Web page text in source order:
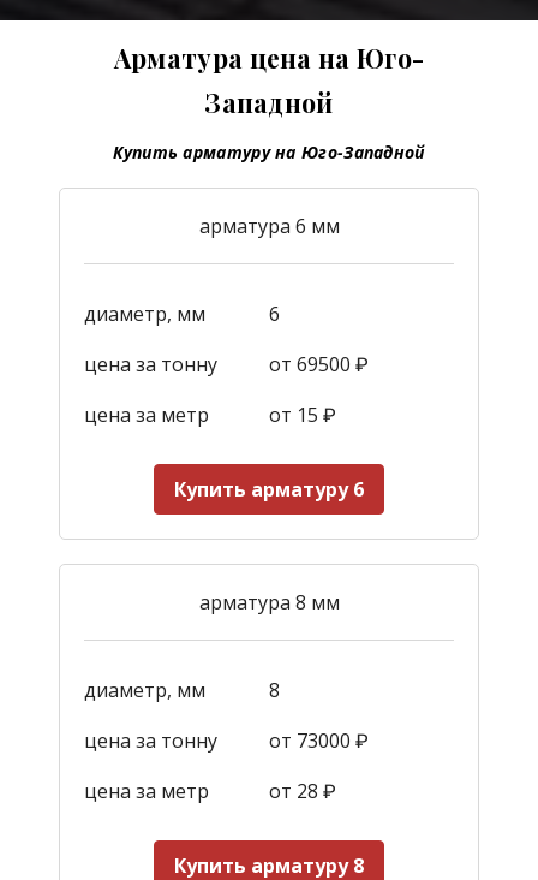
Арматура цена на Юго-
Западной
Купить арматуру на Юго-Западной
арматура 6 мм
диаметр, мм
6
цена за тонну
от 69500 ₽
цена за метр
от 15 ₽
Купить арматуру 6
арматура 8 мм
диаметр, мм
8
цена за тонну
от 73000 ₽
цена за метр
от 28 ₽
Купить арматуру 8